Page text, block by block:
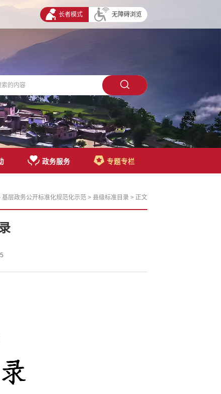
长者模式 无障碍浏览
政务服务 专题专栏
基层政务公开标准化规范化示范 > 县级标准目录 > 正文